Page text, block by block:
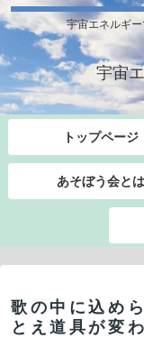
宇宙エネルギ
宇宙
トップページ
あそぼう会とは
歌の中に込め
とえ道具が変